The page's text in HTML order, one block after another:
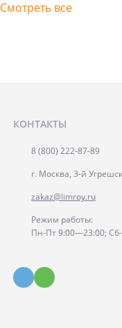
Смотреть все
КОНТАКТЫ
8 (800) 222-87-89
г. Москва, 3-й
zakaz@limroy.ru
Режим работы:
Пн-Пт 9:00—23:00;